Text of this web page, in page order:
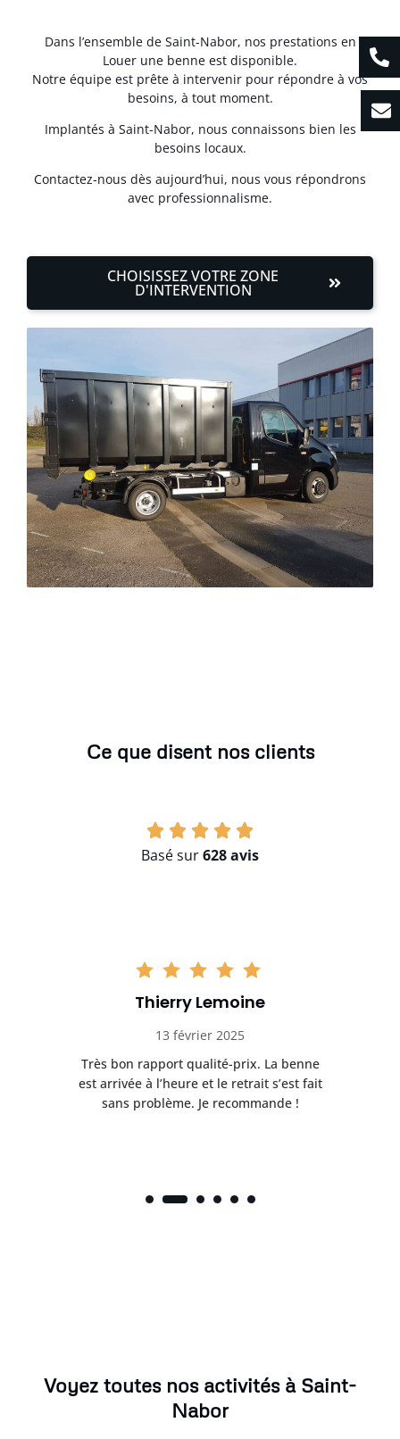
Dans l’ensemble de Saint-Nabor, nos prestations en
Louer une benne est disponible.
Notre équipe est prête à intervenir pour répondre à vos
besoins, à tout moment.
Implantés à Saint-Nabor, nous connaissons bien les
besoins locaux.
Contactez-nous dès aujourd’hui, nous vous répondrons
avec professionnalisme.
CHOISISSEZ VOTRE ZONE
D'INTERVENTION
Ce que disent nos clients
Basé sur628 avis
Thierry Lemoine
13 février 2025
Très bon rapport qualité-prix. La benne
est arrivée à l’heure et le retrait s’est fait
sans problème. Je recommande !
Voyez toutes nos activités à Saint-
Nabor